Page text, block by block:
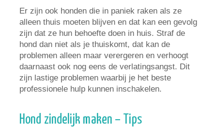
Er zijn ook honden die in paniek raken als ze
alleen thuis moeten blijven en dat kan een gevolg
zijn dat ze hun behoefte doen in huis. Straf de
hond dan niet als je thuiskomt, dat kan de
problemen alleen maar verergeren en verhoogt
daarnaast ook nog eens de verlatingsangst. Dit
zijn lastige problemen waarbij je het beste
professionele hulp kunnen inschakelen.
Hond zindelijk maken – Tips